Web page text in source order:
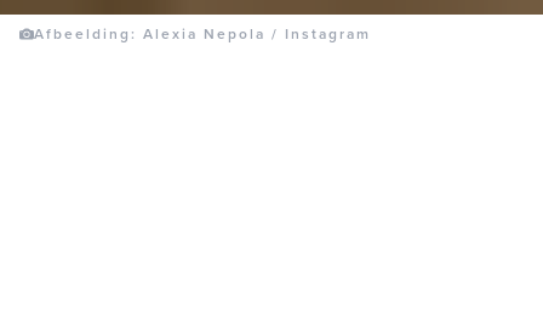
Afbeelding: Alexia Nepola / Instagram